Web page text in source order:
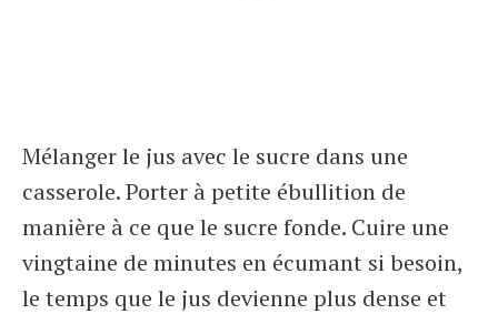
Mélanger le jus avec le sucre dans une
casserole. Porter à petite ébullition de
manière à ce que le sucre fonde. Cuire une
vingtaine de minutes en écumant si besoin,
le temps que le jus devienne plus dense et